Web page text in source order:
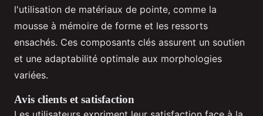
l'utilisation de matériaux de pointe, comme la
mousse à mémoire de forme et les ressorts
ensachés. Ces composants clés assurent un soutien
et une adaptabilité optimale aux morphologies
variées.
Avis clients et satisfaction